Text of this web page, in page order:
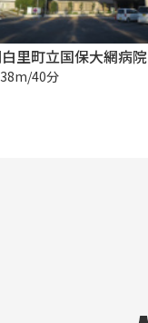
里町立国保大網病院
40分